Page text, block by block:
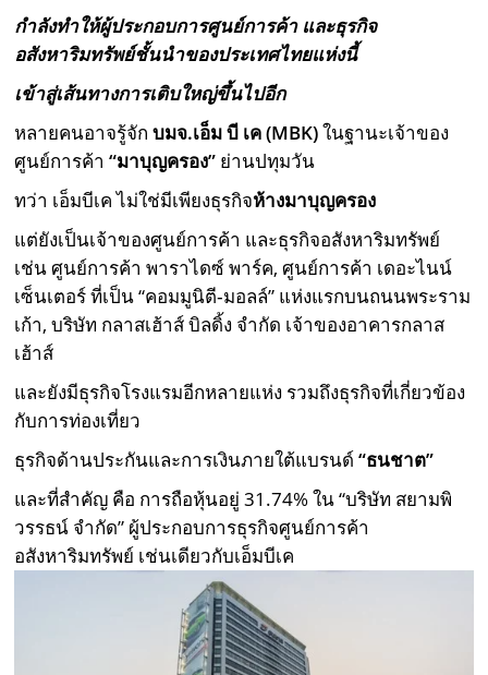
กำลังทำให้ผู้ประกอบการศูนย์การค้า และธุรกิจ
อสังหาริมทรัพย์ชั้นนำของประเทศไทยแห่งนี้
เข้าสู่เส้นทางการเติบใหญ่ขึ้นไปอีก
หลายคนอาจรู้จักบมจ.เอ็ม บี เค(MBK)ในฐานะเจ้าของ
ศูนย์การค้า“มาบุญครอง” ย่านปทุมวัน
ทว่า เอ็มบีเค ไม่ใช่มีเพียงธุรกิจห้างมาบุญครอง
แต่ยังเป็นเจ้าของศูนย์การค้า และธุรกิจอสังหาริมทรัพย์
เช่น ศูนย์การค้า พาราไดซ์ พาร์ค, ศูนย์การค้า เดอะไนน์
เซ็นเตอร์ ที่เป็น “คอมมูนิตี‑มอลล์” แห่งแรกบนถนนพระราม
เก้า, บริษัท กลาสเฮ้าส์ บิลดิ้ง จำกัด เจ้าของอาคารกลาส
เฮ้าส์
และยังมีธุรกิจโรงแรมอีกหลายแห่ง รวมถึงธุรกิจที่เกี่ยวข้อง
กับการท่องเที่ยว
ธุรกิจด้านประกันและการเงินภายใต้แบรนด์“ธนชาต”
และที่สำคัญ คือ การถือหุ้นอยู่ 31.74% ใน “บริษัท สยามพิ
วรรธน์ จำกัด” ผู้ประกอบการธุรกิจศูนย์การค้า
อสังหาริมทรัพย์ เช่นเดียวกับเอ็มบีเค